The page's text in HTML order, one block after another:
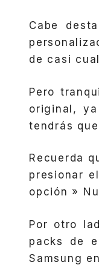
Cabe
de casi
Pero
original,
tendrás
Recuerda
presionar
opción »
Por otro
packs de
Samsung